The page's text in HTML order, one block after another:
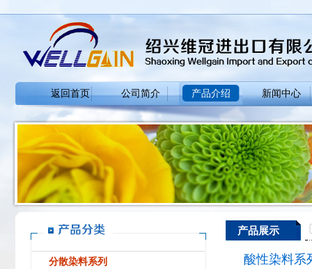
返回首页 公司简介 产品介绍 新闻中心
分散染料系列
产品展示
酸性染料系